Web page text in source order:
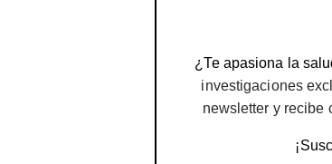
¿Te apasiona la
investigaciones
newsletter y recibe